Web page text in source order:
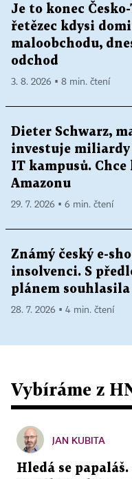
Je to konec
řetězec kdysi
maloobchodu,
odchod
3. 8. 2026 ▪ 8 min. čtení
Dieter Schwarz,
investuje miliardy
IT kampusů.
Amazonu
29. 7. 2026 ▪ 6 min. čtení
Známý český e-
insolvenci. S
plánem
28. 7. 2026 ▪ 4 min. čtení
Vybíráme z
JAN KUBITA
Hledá se